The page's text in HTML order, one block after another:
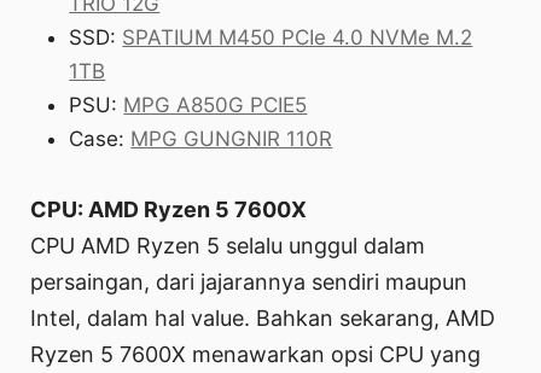
SSD: SPATIUM M450 PCIe 4.0 NVMe M.2
1TB
PSU: MPG A850G PCIE5
Case: MPG GUNGNIR 110R
CPU: AMD Ryzen 5 7600X
CPU AMD Ryzen 5 selalu unggul dalam
persaingan, dari jajarannya sendiri maupun
Intel, dalam hal value. Bahkan sekarang, AMD
Ryzen 5 7600X menawarkan opsi CPU yang